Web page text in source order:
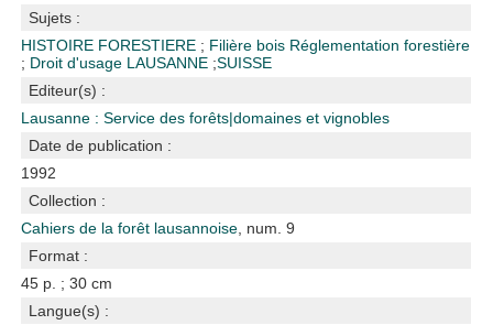
Sujets :
HISTOIRE FORESTIERE ; Filière bois Réglementation forestière
; Droit d'usage LAUSANNE ;SUISSE
Editeur(s) :
Lausanne : Service des forêts|domaines et vignobles
Date de publication :
1992
Collection :
Cahiers de la forêt lausannoise , num. 9
Format :
45 p. ; 30 cm
Langue(s) :